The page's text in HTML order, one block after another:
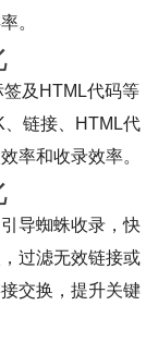
。
及HTML代码等
链接、HTML代
率和收录效率。
导蜘蛛收录，快
过滤无效链接或
交换，提升关键